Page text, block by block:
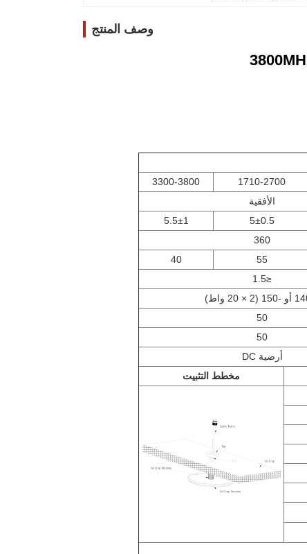
وصف المنتج
1710-2700
3300-3800
الأفقية
5±0.5
5.5±1
360
55
40
≤1.5
50
50
أرضية DC
مخطط التثبيت